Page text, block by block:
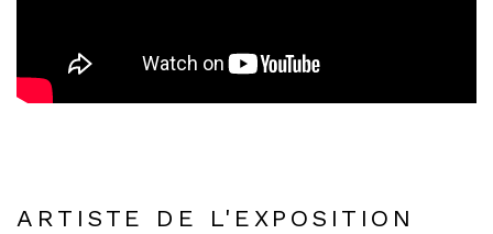
ARTISTE DE L'EXPOSITION